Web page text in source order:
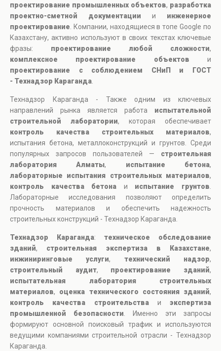
проектирование промышленных объектов, разработка
проектно-сметной документации и инженерное
проектирование . Компании, находящиеся в топе Google по
Казахстану, активно используют в своих текстах ключевые
фразы: проектирование любой сложности,
комплексное проектирование объектов и
проектирование с соблюдением СНиП и ГОСТ
- Технадзор Караганда
Технадзор Караганда - Также одним из ключевых
направлений рынка является работа испытательной
строительной лаборатории, которая обеспечивает
контроль качества строительных материалов,
испытания бетона, металлоконструкций и грунтов. Среди
популярных запросов пользователей — строительная
лаборатория Алматы, испытание бетона,
лабораторные испытания строительных материалов,
контроль качества бетона и испытание грунтов
Лабораторные исследования позволяют определить
прочность материалов и обеспечить надежность
строительных конструкций - Технадзор Караганда.
Технадзор Караганда: техническое обследование
зданий, строительная экспертиза в Казахстане,
инжиниринговые услуги, технический надзор,
строительный аудит, проектирование зданий,
испытательная лаборатория строительных
материалов, оценка технического состояния зданий,
контроль качества строительстваи экспертиза
промышленной безопасности . Именно эти запросы
формируют основной поисковый трафик и используются
ведущими компаниями строительной отрасли - Технадзор
Караганда.